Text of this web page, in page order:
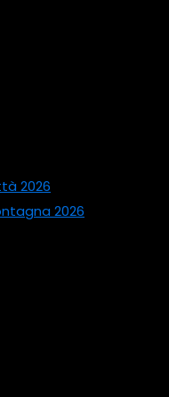
2026
2026